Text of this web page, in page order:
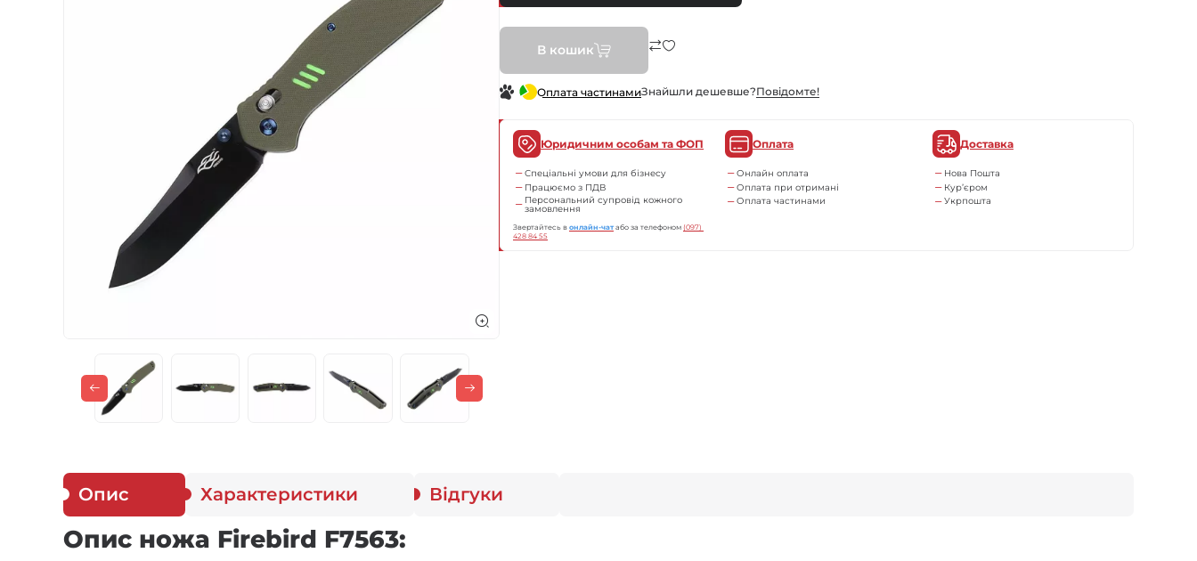
Точила
Мультитули
Газові пальники
В кошик
Оплата частинамиЗнайшли дешевше?Повiдомте!
Юридичним особам та ФОП
Спеціальні умови для бізнесу
Працюємо з ПДВ
Персональний супровід кожного
замовлення
Звертайтесь вонлайн-чат або за телефоном(097)
428 84 55
Оплата
Онлайн оплата
Оплата при отримані
Оплата частинами
Доставка
Нова Пошта
Кур’єром
Укрпошта
Опис Характеристики Відгуки
Опис ножа Firebird F7563: